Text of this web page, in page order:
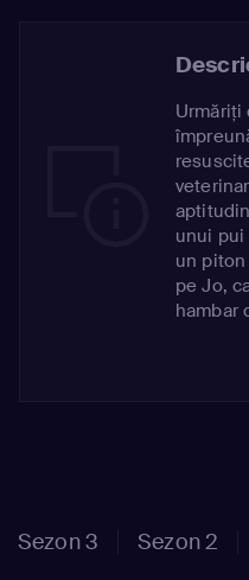
Urmăriți
unui pui
un
pe Jo,
hambar
Sezon 3 Sezon 2